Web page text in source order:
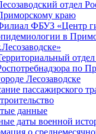
отдел
краю
ФБУЗ «Центр
в
по
Лесозаводске
пассажирского
данные
даты военной